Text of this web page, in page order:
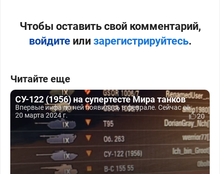
Чтобы оставить свой комментарий,
войдитеили зарегистрируйтесь.
Читайте еще
СУ-122 (1956) на супертесте Мира танков
Впервые инфа по ней появилась в феврале. Сейчас её...
20 марта 2024 г.
20